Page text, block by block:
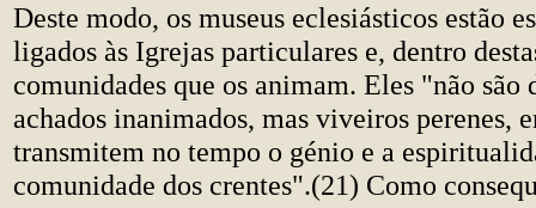
Deste modo, os museus eclesiásticos estão
ligados às Igrejas particulares e, dentro
comunidades que os animam. Eles "não são
achados inanimados, mas viveiros perenes,
transmitem no tempo o génio e a
comunidade dos crentes".(21) Como